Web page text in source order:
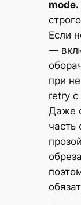
mode.
Если
—
при
retry
Даже
часть